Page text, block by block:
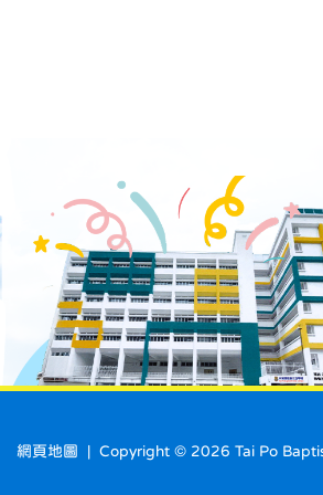
網頁地圖 | Copyright © 2026 Tai Po